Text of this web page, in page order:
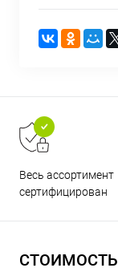
Весь ассортимент
сертифицирован